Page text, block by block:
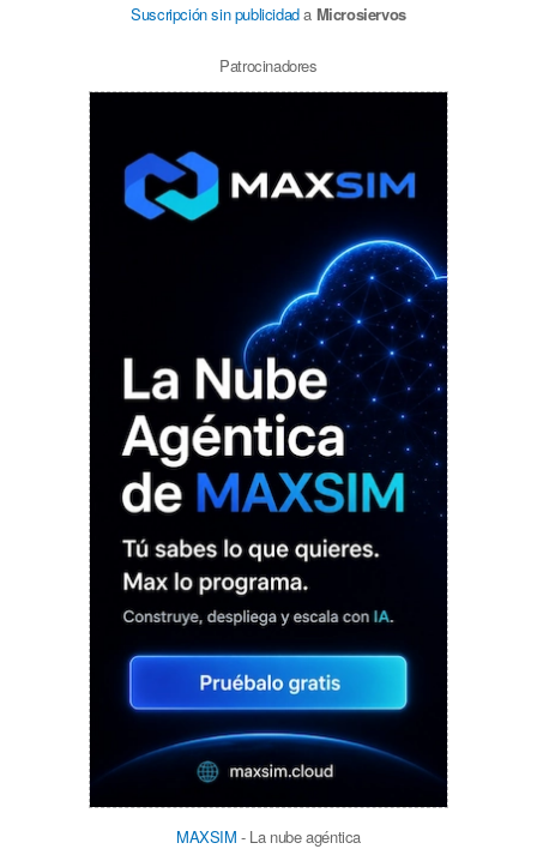
Suscripción sin publicidada Microsiervos
Patrocinadores
MAXSIM - La nube agéntica